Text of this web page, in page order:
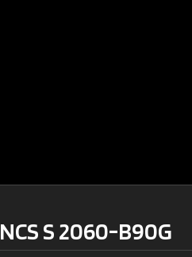
NCS S 2060-B90G